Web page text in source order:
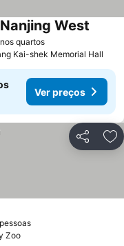
quartosVer preços
West
Kai-shek Memorial Hall
Ver preços
Partilhar
Ver preços
Zoo